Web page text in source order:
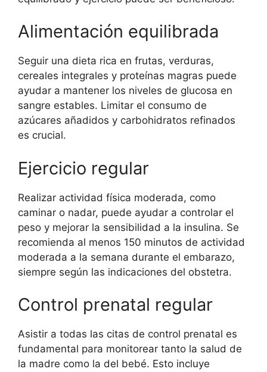
Alimentación equilibrada
Seguir una dieta rica en frutas, verduras,
cereales integrales y proteínas magras puede
ayudar a mantener los niveles de glucosa en
sangre estables. Limitar el consumo de
azúcares añadidos y carbohidratos refinados
es crucial.
Ejercicio regular
Realizar actividad física moderada, como
caminar o nadar, puede ayudar a controlar el
peso y mejorar la sensibilidad a la insulina. Se
recomienda al menos 150 minutos de actividad
moderada a la semana durante el embarazo,
siempre según las indicaciones del obstetra.
Control prenatal regular
Asistir a todas las citas de control prenatal es
fundamental para monitorear tanto la salud de
la madre como la del bebé. Esto incluye